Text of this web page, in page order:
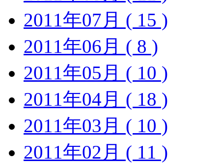
2011年07月 ( 15 )
2011年06月 ( 8 )
2011年05月 ( 10 )
2011年04月 ( 18 )
2011年03月 ( 10 )
2011年02月 ( 11 )